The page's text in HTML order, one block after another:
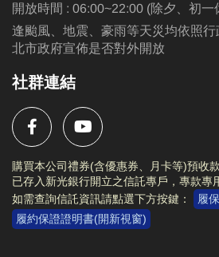
開放時間 : 06:00~22:00 (除夕、初一
逢颱風、地震、豪雨等天災均依照
北市政府宣佈是否對外開放
社群連結
購買本公司禮券(含優惠券、月卡等)預收
已存入新光銀行開立之信託專戶，專款專
如需查詢信託資訊請點選下方按鍵：
履
履約保證證明書(開新視窗)